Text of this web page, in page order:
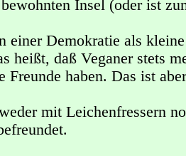
Insel (oder ist
einer Demokratie als kleine
heißt, daß Veganer stets
Freunde haben. Das ist
mit Leichenfressern